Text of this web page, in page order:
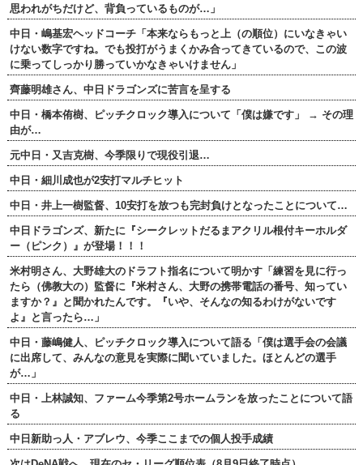
思われがちだけど、背負っているものが…」
中日・嶋基宏ヘッドコーチ「本来ならもっと上（の順位）にいなきゃい
けない数字ですね。でも投打がうまくかみ合ってきているので、この波
に乗ってしっかり勝っていかなきゃいけません」
齊藤明雄さん、中日ドラゴンズに苦言を呈する
中日・橋本侑樹、ピッチクロック導入について「僕は嫌です」 → その理
由が…
元中日・又吉克樹、今季限りで現役引退…
中日・細川成也が2安打マルチヒット
中日・井上一樹監督、10安打を放つも完封負けとなったことについて…
中日ドラゴンズ、新たに『シークレットだるまアクリル根付キーホルダ
ー（ピンク）』が登場！！！
米村明さん、大野雄大のドラフト指名について明かす「練習を見に行っ
たら（佛教大の）監督に『米村さん、大野の携帯電話の番号、知ってい
ますか？』と聞かれたんです。『いや、そんなの知るわけがないです
よ』と言ったら…」
中日・藤嶋健人、ピッチクロック導入について語る「僕は選手会の会議
に出席して、みんなの意見を実際に聞いていました。ほとんどの選手
が…」
中日・上林誠知、ファーム今季第2号ホームランを放ったことについて語
る
中日新助っ人・アブレウ、今季ここまでの個人投手成績